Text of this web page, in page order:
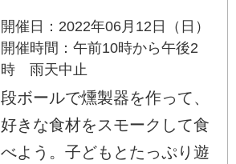
開催日：2022年06月12日（日）
開催時間：午前10時から午後2
時 雨天中止
段ボールで燻製器を作って、
好きな食材をスモークして食
べよう。子どもとたっぷり遊